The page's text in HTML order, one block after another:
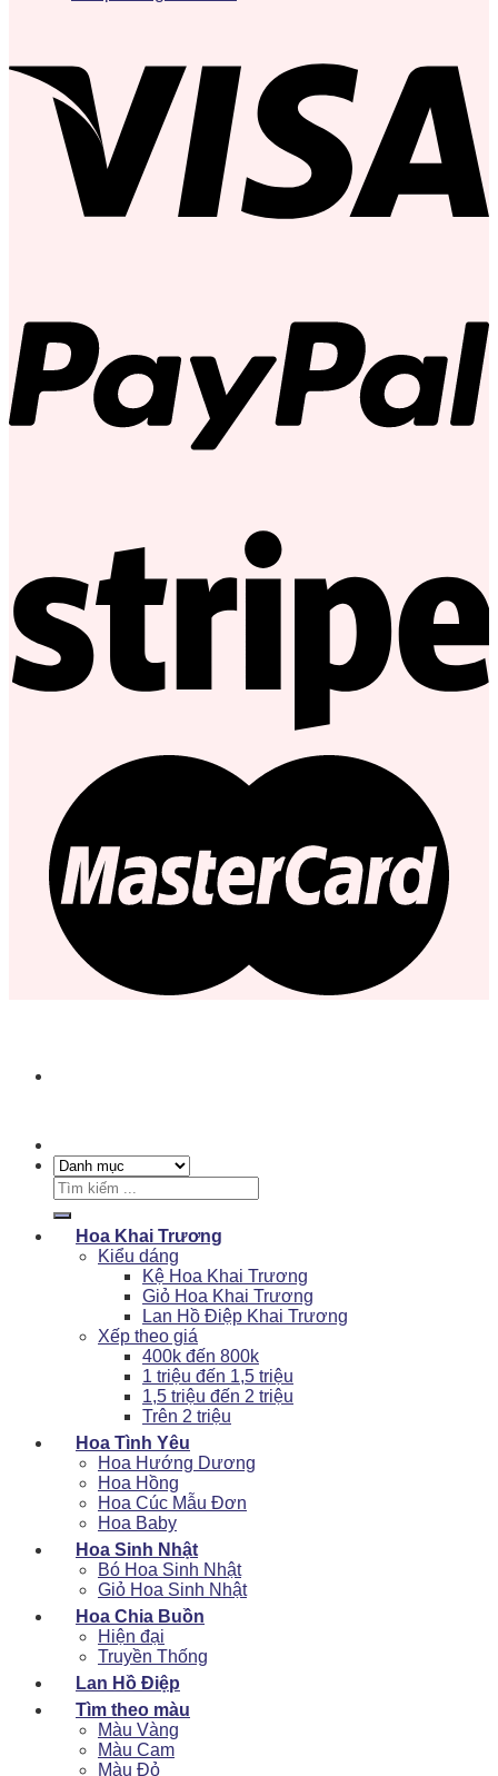
Tìm
kiếm:
Hoa Khai Trương
Kiểu dáng
Kệ Hoa Khai Trương
Giỏ Hoa Khai Trương
Lan Hồ Điệp Khai Trương
Xếp theo giá
400k đến 800k
1 triệu đến 1,5 triệu
1,5 triệu đến 2 triệu
Trên 2 triệu
Hoa Tình Yêu
Hoa Hướng Dương
Hoa Hồng
Hoa Cúc Mẫu Đơn
Hoa Baby
Hoa Sinh Nhật
Bó Hoa Sinh Nhật
Giỏ Hoa Sinh Nhật
Hoa Chia Buồn
Hiện đại
Truyền Thống
Lan Hồ Điệp
Tìm theo màu
Màu Vàng
Màu Cam
Màu Đỏ